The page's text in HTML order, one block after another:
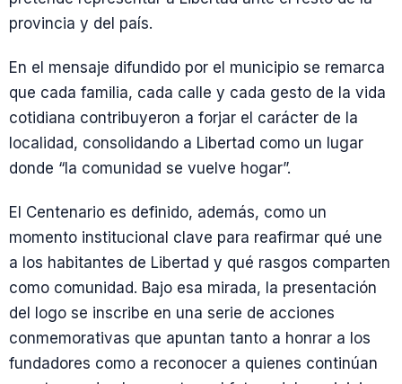
provincia y del país.
En el mensaje difundido por el municipio se remarca
que cada familia, cada calle y cada gesto de la vida
cotidiana contribuyeron a forjar el carácter de la
localidad, consolidando a Libertad como un lugar
donde “la comunidad se vuelve hogar”.
El Centenario es definido, además, como un
momento institucional clave para reafirmar qué une
a los habitantes de Libertad y qué rasgos comparten
como comunidad. Bajo esa mirada, la presentación
del logo se inscribe en una serie de acciones
conmemorativas que apuntan tanto a honrar a los
fundadores como a reconocer a quienes continúan